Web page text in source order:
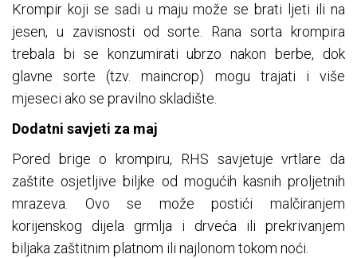
Krompir koji se sadi u maju može se brati ljeti ili na
jesen, u zavisnosti od sorte. Rana sorta krompira
trebala bi se konzumirati ubrzo nakon berbe, dok
glavne sorte (tzv. maincrop) mogu trajati i više
mjeseci ako se pravilno skladište.
Dodatni savjeti za maj
Pored brige o krompiru, RHS savjetuje vrtlare da
zaštite osjetljive biljke od mogućih kasnih proljetnih
mrazeva. Ovo se može postići malčiranjem
korijenskog dijela grmlja i drveća ili prekrivanjem
biljaka zaštitnim platnom ili najlonom tokom noći.